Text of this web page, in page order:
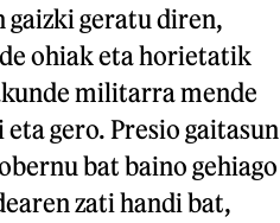
gaizki geratu diren,
ohiak eta horietatik
militarra mende
gero. Presio gaitasun
bat baino gehiago
zati handi bat,